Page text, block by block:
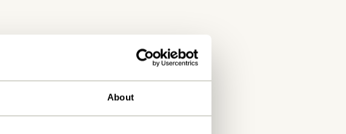
About